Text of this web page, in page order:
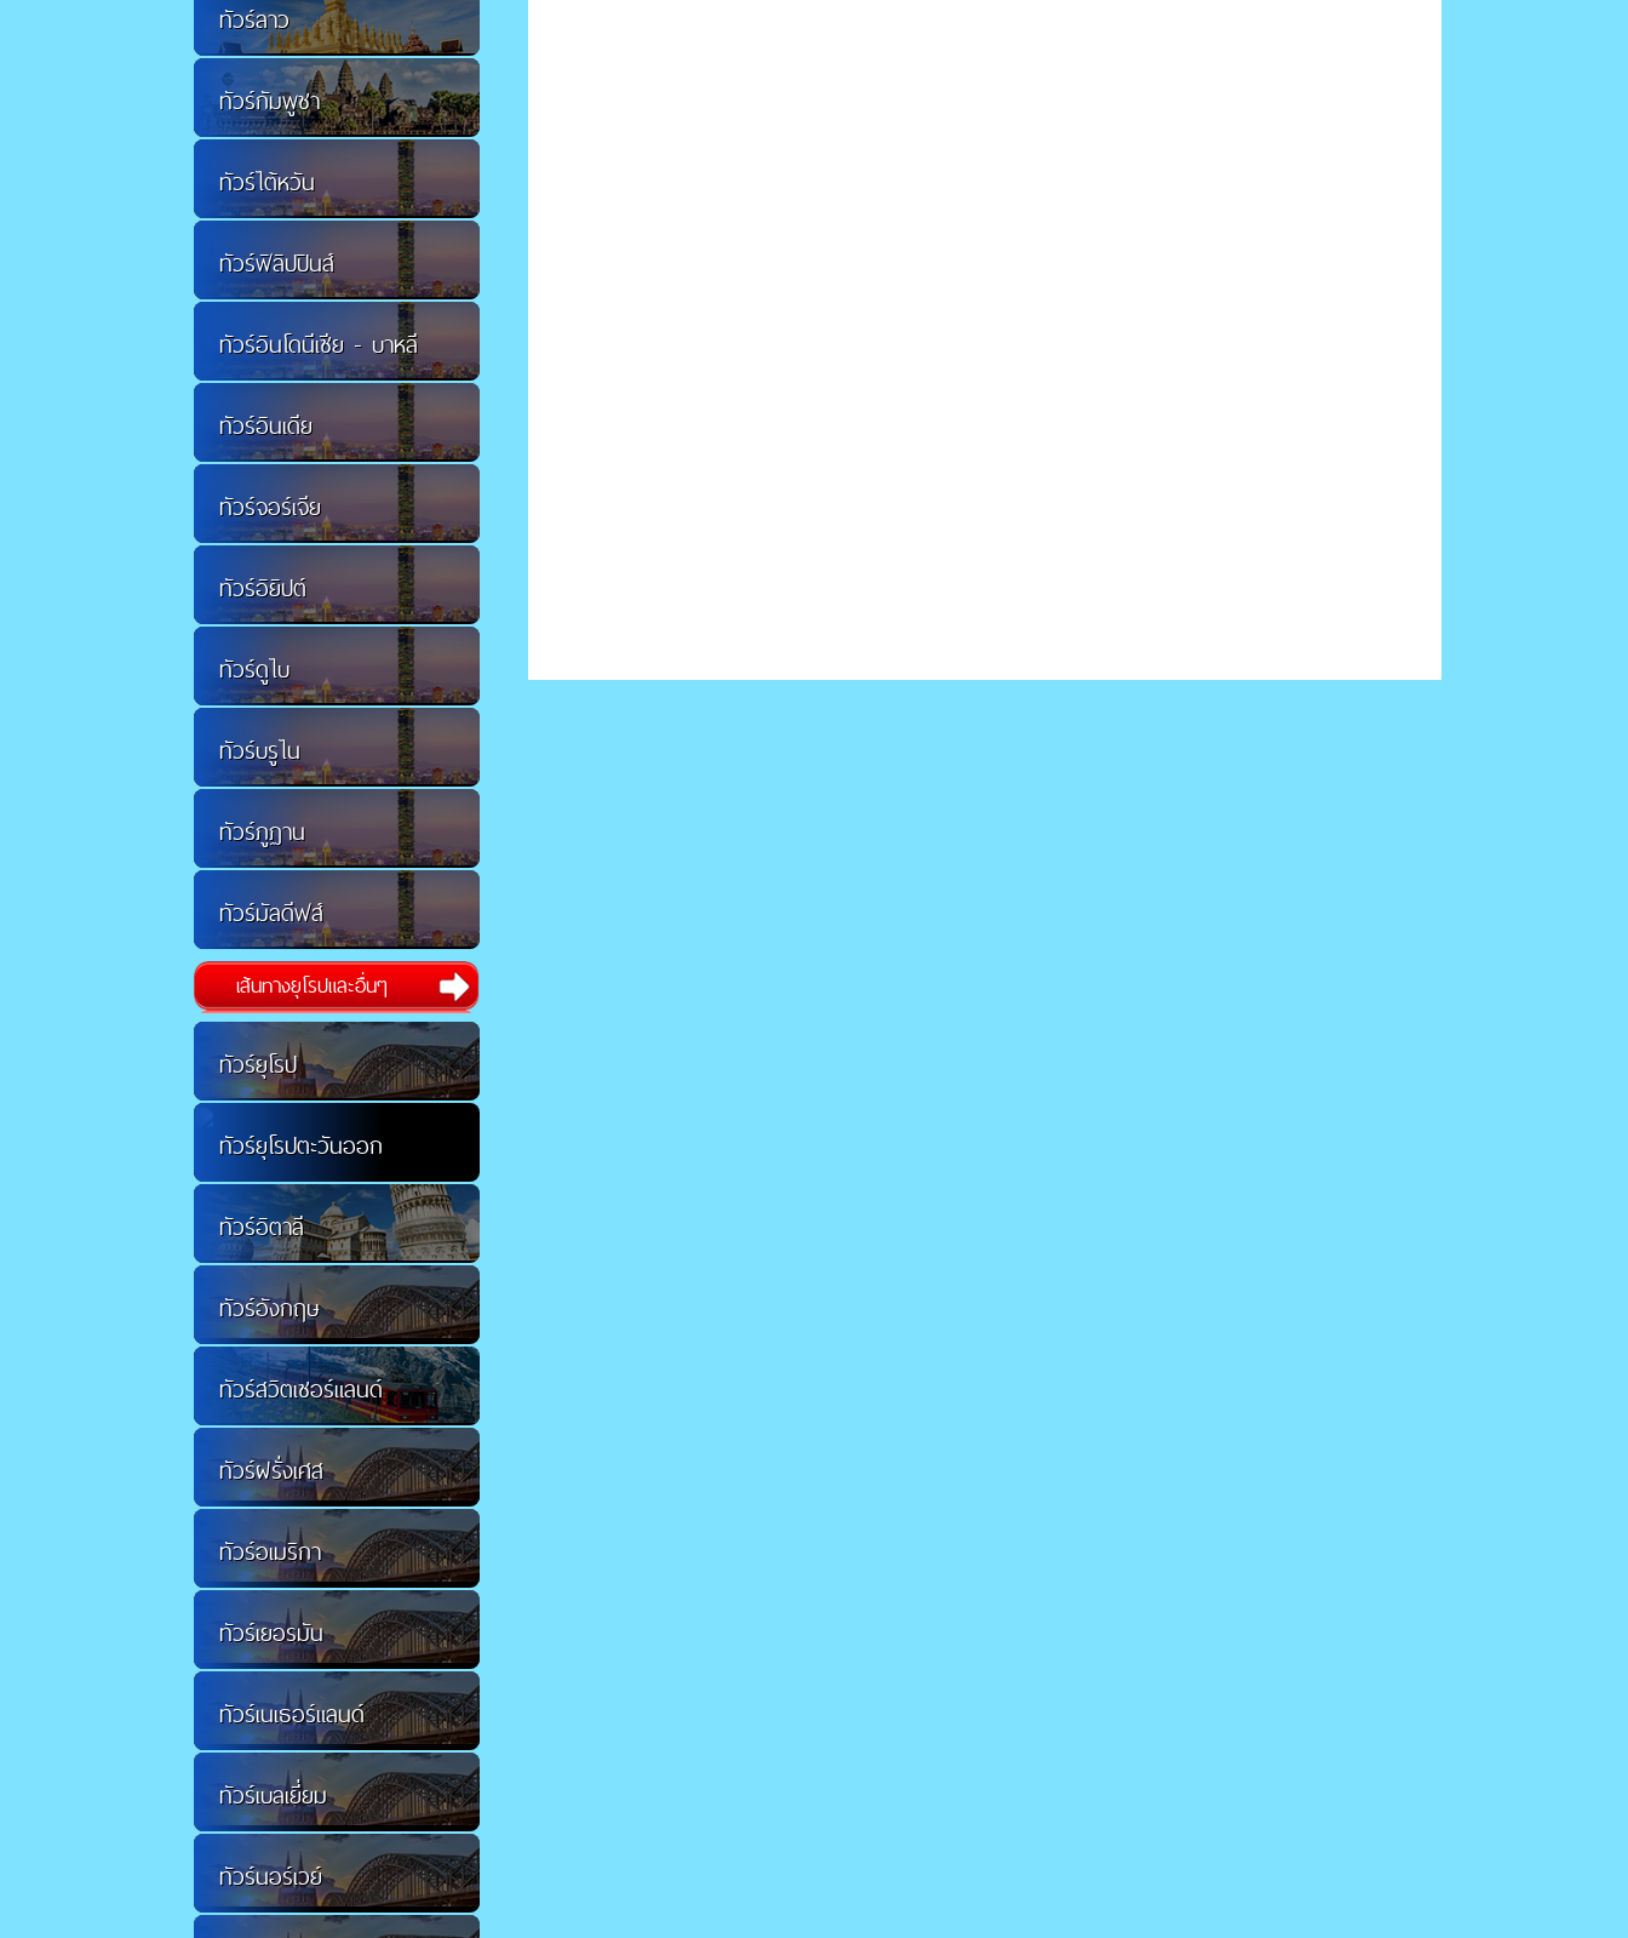
ทัวร์ลาว
ทัวร์กัมพูชา
ทัวร์ไต้หวัน
ทัวร์ฟิลิปปินส์
ทัวร์อินโดนีเซีย - บาหลี
ทัวร์อินเดีย
ทัวร์จอร์เจีย
ทัวร์อิยิปต์
ทัวร์ดูไบ
ทัวร์บรูไน
ทัวร์ภูฏาน
ทัวร์มัลดีฟส์
เส้นทางยุโรปและอื่นๆ
ทัวร์ยุโรป
ทัวร์ยุโรปตะวันออก
ทัวร์อิตาลี
ทัวร์อังกฤษ
ทัวร์สวิตเซอร์แลนด์
ทัวร์ฝรั่งเศส
ทัวร์อเมริกา
ทัวร์เยอรมัน
ทัวร์เนเธอร์แลนด์
ทัวร์เบลเยี่ยม
ทัวร์นอร์เวย์